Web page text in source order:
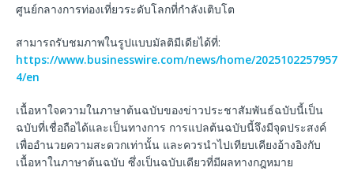
ศูนย์กลางการท่องเที่ยวระดับโลกที่กำลังเติบโต
สามารถรับชมภาพในรูปแบบมัลติมีเดียได้ที่:
https://www.businesswire.com/news/home/2025102257957
4/en
เนื้อหาใจความในภาษาต้นฉบับของข่าวประชาสัมพันธ์ฉบับนี้เป็น
ฉบับที่เชื่อถือได้และเป็นทางการ การแปลต้นฉบับนี้จึงมีจุดประสงค์
เพื่ออำนวยความสะดวกเท่านั้น และควรนำไปเทียบเคียงอ้างอิงกับ
เนื้อหาในภาษาต้นฉบับ ซึ่งเป็นฉบับเดียวที่มีผลทางกฎหมาย